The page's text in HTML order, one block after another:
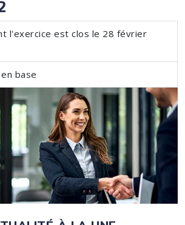
l'exercice est clos le 28 février
base